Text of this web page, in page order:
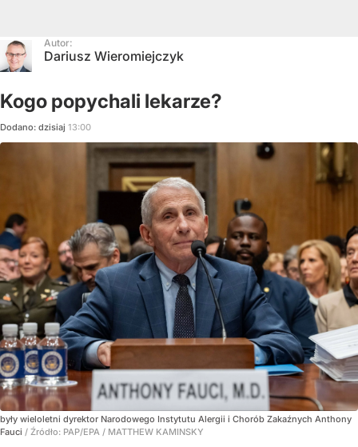
Autor:
Dariusz Wieromiejczyk
Kogo popychali lekarze?
Dodano: dzisiaj 13:00
były wieloletni dyrektor Narodowego Instytutu Alergii i Chorób Zakaźnych Anthony
Fauci / Źródło: PAP/EPA / MATTHEW KAMINSKY